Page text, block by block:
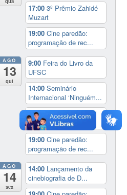
17:003º Prêmio Zahidé
Muzart
19:00Cine paredão:
programação de rec...
AGO
13
qui
9:00 Feira do Livro da
UFSC
14:00Seminário
Internacional ‘Ninguém...
14:30
Sessão Especial
do Conselho Esta...
19:00Cine paredão:
programação de rec...
AGO
14
sex
14:00 Lançamento da
cinebiografia de D...